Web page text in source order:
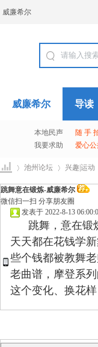
威廉希尔
威廉希尔 导读
本地民声 随 手
我要求助
爱心公
廉
›
池州论坛 兴趣|运动
›
跳舞意在锻炼-威廉希尔
微信扫一扫 分享朋友圈
发表于 2022-8-13
跳舞，意在锻
天天都在花钱学
些个钱都被教舞
老曲谱，摩登系
这个变化、换花